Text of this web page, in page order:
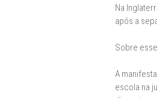
Na
após a
Sobre
A
escola na